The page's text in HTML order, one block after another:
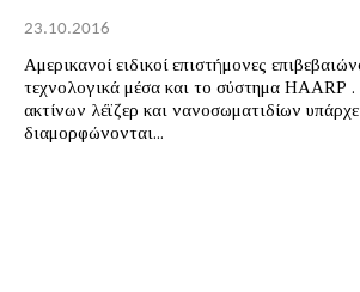
23.10.2016
Αμερικανοί ειδικοί επιστήμονες
τεχνολογικά μέσα και το σύστημα HAARP
ακτίνων λέϊζερ και νανοσωματιδίων
διαμορφώνονται...